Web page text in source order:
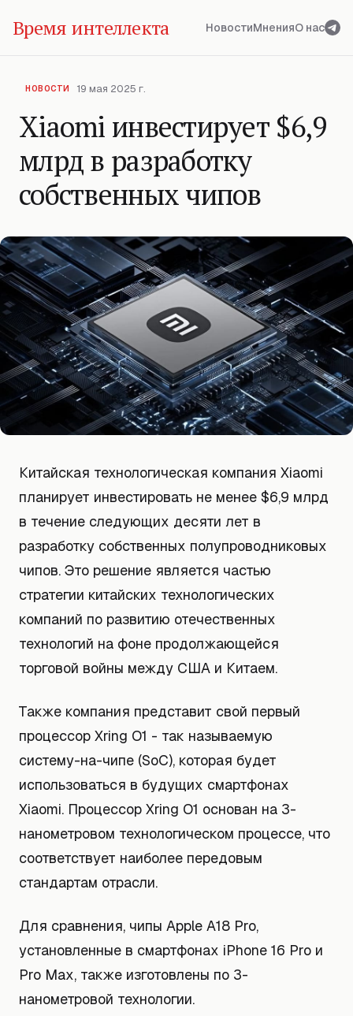
Время интеллекта НовостиМненияО нас
НОВОСТИ 19 мая 2025 г.
Xiaomi инвестирует $6,9
млрд в разработку
собственных чипов
Китайская технологическая компания Xiaomi
планирует инвестировать не менее $6,9 млрд
в течение следующих десяти лет в
разработку собственных полупроводниковых
чипов. Это решение является частью
стратегии китайских технологических
компаний по развитию отечественных
технологий на фоне продолжающейся
торговой войны между США и Китаем.
Также компания представит свой первый
процессор Xring O1 - так называемую
систему-на-чипе (SoC), которая будет
использоваться в будущих смартфонах
Xiaomi. Процессор Xring O1 основан на 3-
нанометровом технологическом процессе, что
соответствует наиболее передовым
стандартам отрасли.
Для сравнения, чипы Apple A18 Pro,
установленные в смартфонах iPhone 16 Pro и
Pro Max, также изготовлены по 3-
нанометровой технологии.